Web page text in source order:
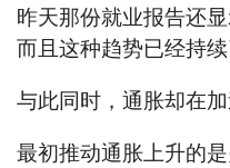
昨天那份就业报告还
而且这种趋势已经持续
与此同时，通胀却在加
最初推动通胀上升的